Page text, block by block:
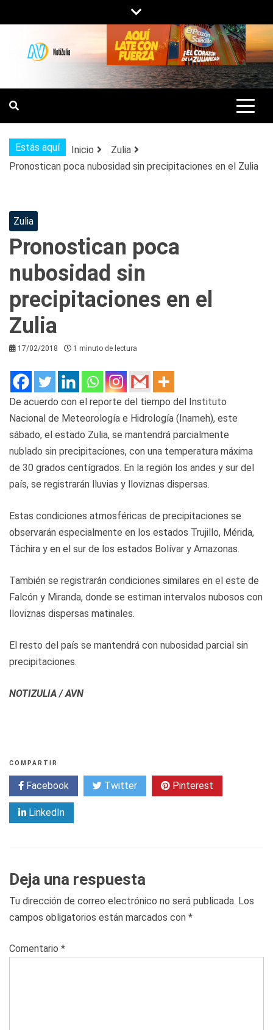
al
contenido
NOTIZULIA
NOTICIAS DEL ZULIA, VENEZUELA Y
DE INTERÉS GENERAL.
Estás aquí Inicio
Zulia
Pronostican poca nubosidad sin precipitaciones en el Zulia
Zulia
Pronostican poca
nubosidad sin
precipitaciones en el
Zulia
17/02/2018 1 minuto de lectura
De acuerdo con el reporte del tiempo del Instituto
Nacional de Meteorología e Hidrología (Inameh), este
sábado, el estado Zulia, se mantendrá parcialmente
nublado sin precipitaciones, con una temperatura máxima
de 30 grados centígrados. En la región los andes y sur del
país, se registrarán lluvias y lloviznas dispersas.
Estas condiciones atmosféricas de precipitaciones se
observarán especialmente en los estados Trujillo, Mérida,
Táchira y en el sur de los estados Bolívar y Amazonas.
También se registrarán condiciones similares en el este de
Falcón y Miranda, donde se estiman intervalos nubosos con
lloviznas dispersas matinales.
El resto del país se mantendrá con nubosidad parcial sin
precipitaciones.
NOTIZULIA / AVN
COMPARTIR
Facebook Twitter Pinterest
LinkedIn
Deja una respuesta
Tu dirección de correo electrónico no será publicada. Los
campos obligatorios están marcados con *
Comentario *